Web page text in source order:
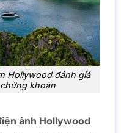
Hollywood đánh giá
khoán
ảnh Hollywood